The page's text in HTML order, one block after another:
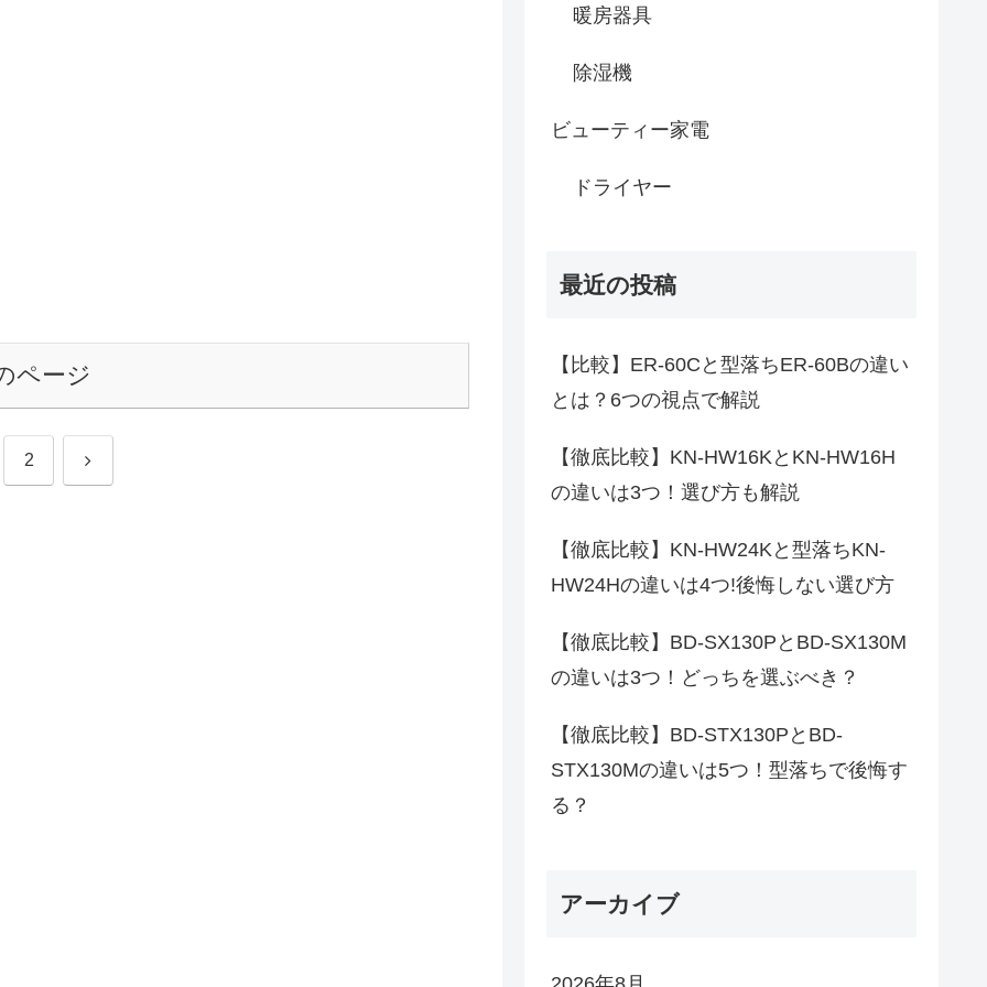
ページ
2 次
暖房器具
除湿機
ビューティー家電
ドライヤー
最近の投稿
【比較】ER-60Cと型落ちER-60Bの違い
とは？6つの視点で解説
【徹底比較】KN-HW16KとKN-HW16H
の違いは3つ！選び方も解説
【徹底比較】KN-HW24Kと型落ちKN-
HW24Hの違いは4つ!後悔しない選び方
【徹底比較】BD-SX130PとBD-SX130M
の違いは3つ！どっちを選ぶべき？
【徹底比較】BD-STX130PとBD-
STX130Mの違いは5つ！型落ちで後悔す
る？
アーカイブ